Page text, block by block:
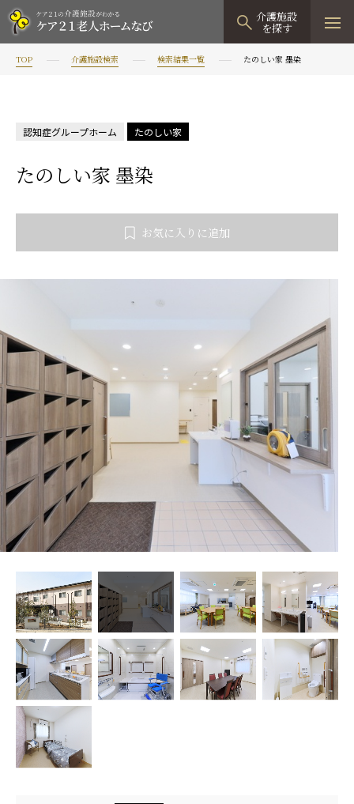
介護施設
を探す
TOPページ
資料請求
見学予約
有料老人ホーム
有料老人ホームTOP
プレザンリュクス
プレザンメゾン
有料老人ホームとは
グループホーム
認知症対応型グループホームとは
認知症のおはなし
たのしい家
小規模多機能型居宅介護とは
0120 944 821
9:00～18:00（年末年始を除く）
お問い合わせフォーム
お気に入り 資料請求 見学予約
介護保険の仕組み
FAQ
運営会社
プライバシーポリシー
採用情報
TOP 介護施設検索 検索結果一覧 たのしい家 墨染
認知症グループホーム たのしい家
たのしい家 墨染
お気に入りに追加